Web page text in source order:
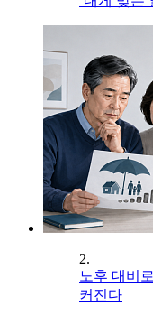
2.
노후 대비
커진다